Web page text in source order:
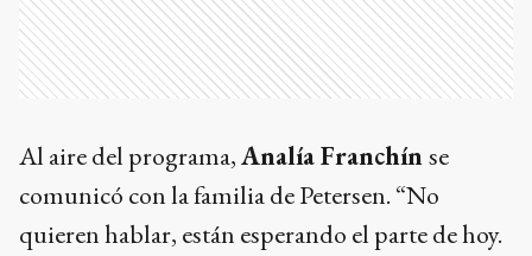
Al aire del programa,Analía Franchínse
comunicó con la familia de Petersen. “No
quieren hablar, están esperando el parte de hoy.